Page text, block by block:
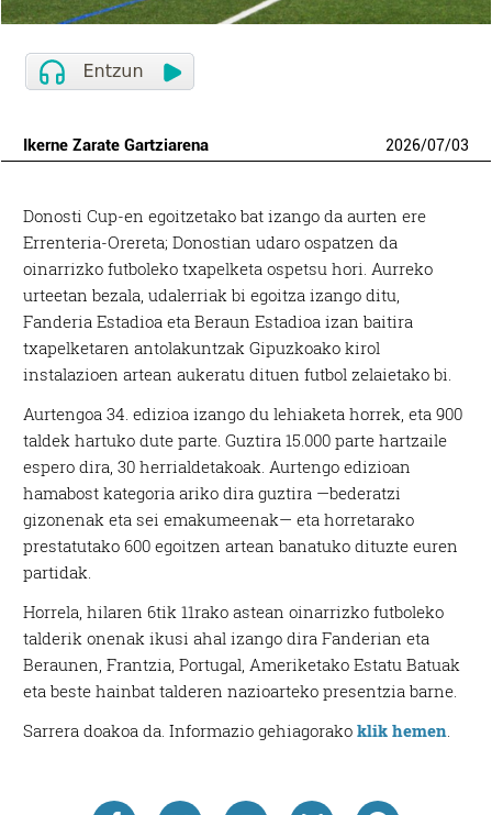
Ikerne Zarate Gartziarena 2026/07/03
Donosti Cup-en egoitzetako bat izango da aurten ere
Errenteria-Orereta; Donostian udaro ospatzen da
oinarrizko futboleko txapelketa ospetsu hori. Aurreko
urteetan bezala, udalerriak bi egoitza izango ditu,
Fanderia Estadioa eta Beraun Estadioa izan baitira
txapelketaren antolakuntzak Gipuzkoako kirol
instalazioen artean aukeratu dituen futbol zelaietako bi.
Aurtengoa 34. edizioa izango du lehiaketa horrek, eta 900
taldek hartuko dute parte. Guztira 15.000 parte hartzaile
espero dira, 30 herrialdetakoak. Aurtengo edizioan
hamabost kategoria ariko dira guztira —bederatzi
gizonenak eta sei emakumeenak— eta horretarako
prestatutako 600 egoitzen artean banatuko dituzte euren
partidak.
Horrela, hilaren 6tik 11rako astean oinarrizko futboleko
talderik onenak ikusi ahal izango dira Fanderian eta
Beraunen, Frantzia, Portugal, Ameriketako Estatu Batuak
eta beste hainbat talderen nazioarteko presentzia barne.
Sarrera doakoa da. Informazio gehiagorakoklik hemen